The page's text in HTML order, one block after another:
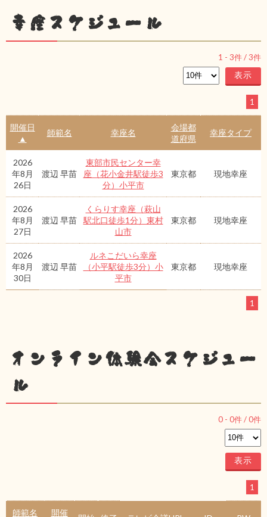
幸座スケジュール
1 - 3件 /3件
1
開催日
▲
師範名 幸座名
会場都
道府県
幸座タイプ
2026
年8月
26日
渡辺 早苗
東部市民センター幸
座（花小金井駅徒歩3
分）小平市
東京都 現地幸座
2026
年8月
27日
渡辺 早苗
くらりす幸座（萩山
駅北口徒歩1分）東村
山市
東京都 現地幸座
2026
年8月
30日
渡辺 早苗
ルネこだいら幸座
（小平駅徒歩3分）小
平市
東京都 現地幸座
1
オンライン体験会スケジュー
ル
0 - 0件 /0件
1
師範名 開催